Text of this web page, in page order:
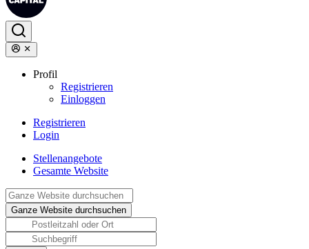
Profil
Registrieren
Einloggen
Registrieren
Login
Stellenangebote
Gesamte Website